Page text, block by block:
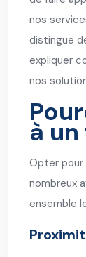
nos
distingue
expliquer
nos
à
Opter pour
nombreux
ensemble